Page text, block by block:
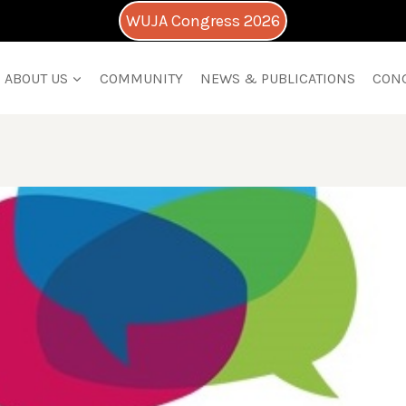
WUJA Congress 2026
ABOUT US COMMUNITY NEWS & PUBLICATIONS